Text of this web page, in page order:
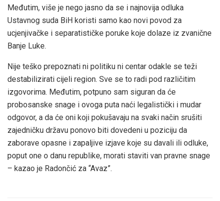
Međutim, više je nego jasno da se i najnovija odluka
Ustavnog suda BiH koristi samo kao novi povod za
ucjenjivačke i separatističke poruke koje dolaze iz zvanične
Banje Luke.
Nije teško prepoznati ni politiku ni centar odakle se teži
destabilizirati cijeli region. Sve se to radi pod različitim
izgovorima. Međutim, potpuno sam siguran da će
probosanske snage i ovoga puta naći legalistički i mudar
odgovor, a da će oni koji pokušavaju na svaki način srušiti
zajedničku državu ponovo biti dovedeni u poziciju da
zaborave opasne i zapaljive izjave koje su davali ili odluke,
poput one o danu republike, morati staviti van pravne snage
– kazao je Radončić za “Avaz”.